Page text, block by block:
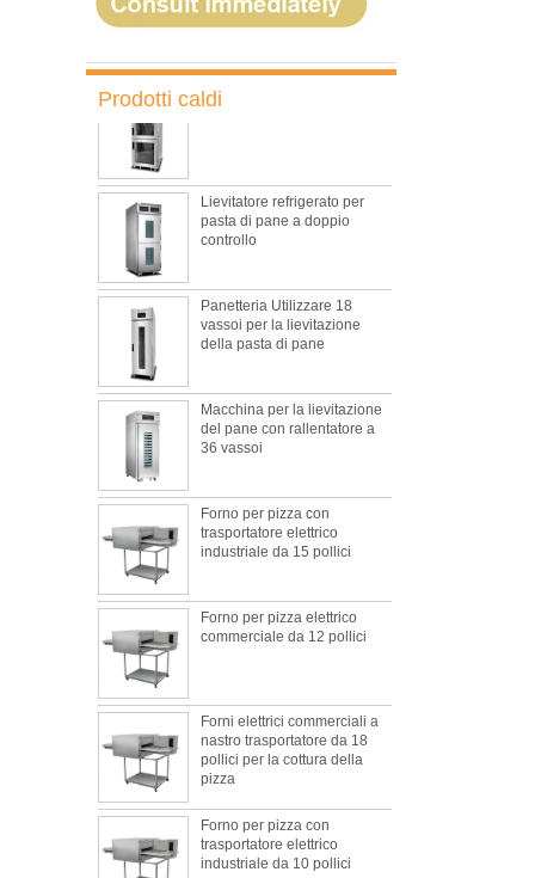
Prodotti caldi
Lievitatore
Lievitatore per macchine da
forno commerciali
pasta di pane a doppio
controllo
vassoi per la lievitazione
della pasta di pane
del pane con rallentatore a
36 vassoi
trasportatore elettrico
industriale da 15 pollici
commerciale da 12 pollici
nastro trasportatore da 18
pollici per la cottura della
pizza
trasportatore elettrico
industriale da 10 pollici